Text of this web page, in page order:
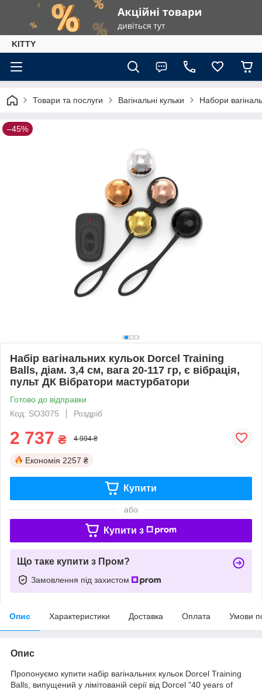
KITTY
Товари та послуги Вагінальні кульки Набори
–45%
Набір вагінальних кульок Dorcel Training
Balls, діам. 3,4 см, вага 20-117 гр, є вібрація,
пульт ДК Вібратори мастурбатори
Готово до відправки
Код: SO3075
Роздріб
2 737 ₴ 4 994 ₴
Економія 2257 ₴
Купити
або
Купити з
Що таке купити з Пром?
Замовлення під захистом
Опис Характеристики Доставка Оплата Умови
Опис
Пропонуємо купити набір вагінальних кульок Dorcel Training
Balls, випущений у лімітованій серії від Dorcel "40 years of